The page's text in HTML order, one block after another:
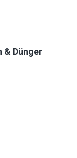
& Dünger